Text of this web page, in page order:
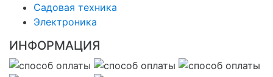
Садовая техника
Электроника
ИНФОРМАЦИЯ